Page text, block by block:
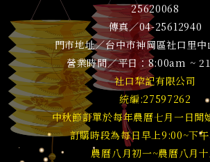
25620068
傳真／04-25612940
門市地址／台中市神岡區社口里
營業時間／平日：8:00am ~
社口犂記有限公司
統編:27597262
中秋節訂單於每年農曆七月一日開
訂購時段為每日早上9:00~下午
農曆八月初一~農曆八月